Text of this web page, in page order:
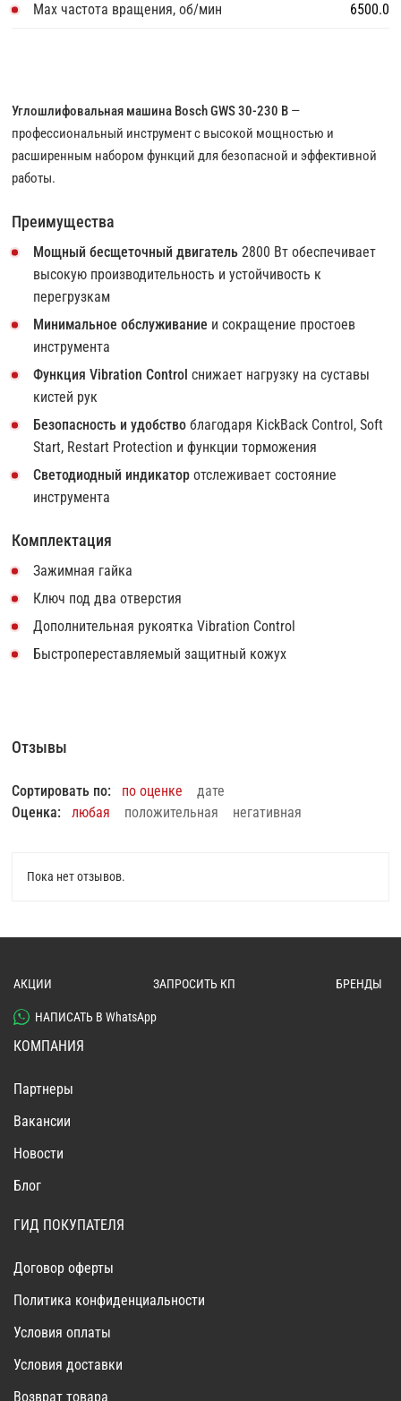
Углошлифовальная машина Bosch GWS 30-230 B —
профессиональный инструмент с высокой мощностью и
расширенным набором функций для безопасной и эффективной
работы.
Преимущества
Мощный бесщеточный двигатель 2800 Вт обеспечивает
высокую производительность и устойчивость к
перегрузкам
Минимальное обслуживание и сокращение простоев
инструмента
Функция Vibration Control снижает нагрузку на суставы
кистей рук
Безопасность и удобство благодаря KickBack Control, Soft
Start, Restart Protection и функции торможения
Светодиодный индикатор отслеживает состояние
инструмента
Комплектация
Зажимная гайка
Ключ под два отверстия
Дополнительная рукоятка Vibration Control
Быстропереставляемый защитный кожух
Max частота вращения, об/мин 6500.0
Отзывы
Сортировать по: по оценке
дате
Оценка:
любая положительная негативная
Пока нет отзывов.
АКЦИИ ЗАПРОСИТЬ КП БРЕНДЫ
НАПИСАТЬ В WhatsApp
КОМПАНИЯ
Партнеры
Вакансии
Новости
Блог
ГИД ПОКУПАТЕЛЯ
Договор оферты
Политика конфиденциальности
Условия оплаты
Условия доставки
Возврат товара